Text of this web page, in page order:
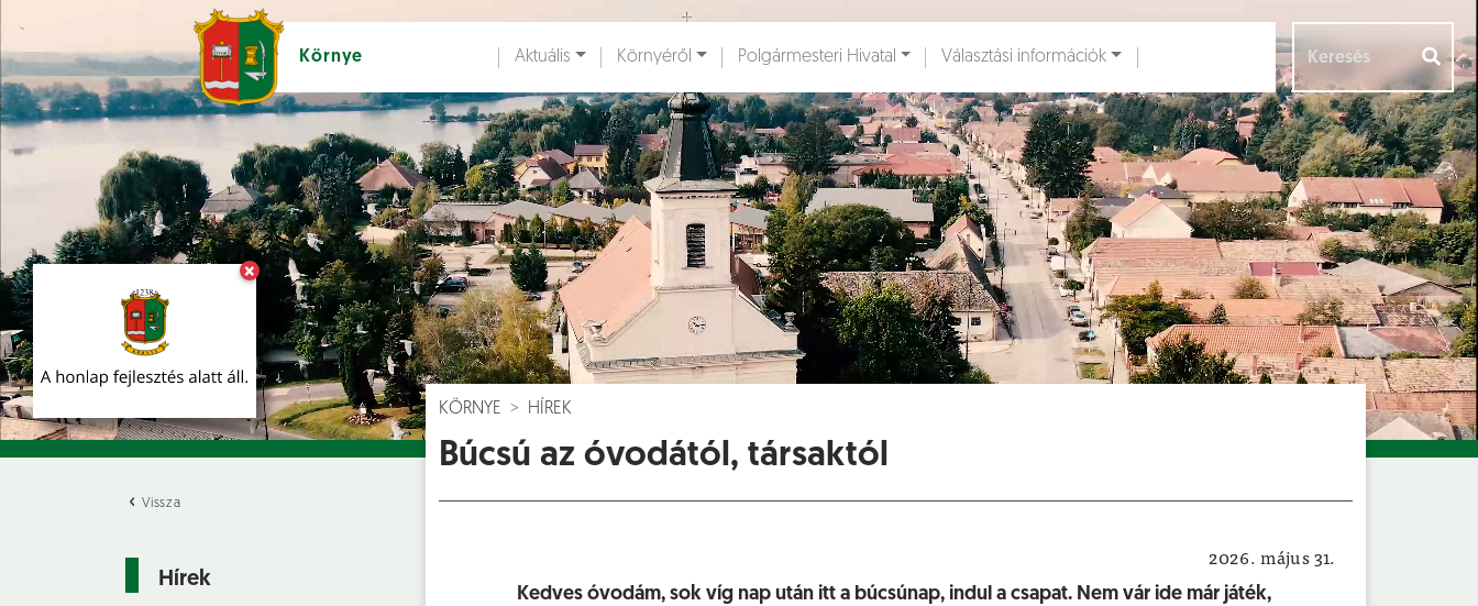
×
Környe
Ugrás a fő tartalomhoz
Aktuális Környéről Polgármesteri Hivatal Választási információk
Vissza
Hírek
KÖRNYE HÍREK
Búcsú az óvodától, társaktól
Vackor Óvoda és Bölcsőde
2026. május 31.
Kedves óvodám, sok víg nap után itt a búcsúnap, indul a csapat. Nem vár ide már játék,
Hírek [ Események [] Dokumentumok [] Aloldalak []